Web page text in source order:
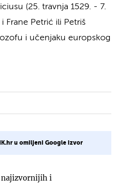
(25. travnja 1529. - 7.
Frane Petrić ili Petriš
i učenjaku europskog
u omiljeni Google izvor
najizvornijih i